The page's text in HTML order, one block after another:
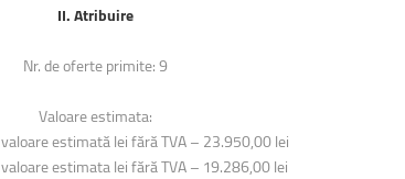
II. Atribuire
Nr. de oferte primite: 9
Valoare estimata:
estimată lei fără TVA – 23.950,00 lei
estimata lei fără TVA – 19.286,00 lei